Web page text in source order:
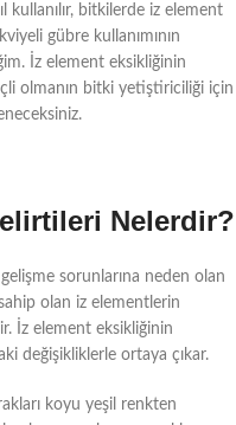
kullanılır, bitkilerde iz element
gübre kullanımının
İz element eksikliğinin
olmanın bitki yetiştiriciliği için
Nelerdir?
sorunlarına neden olan
olan iz elementlerin
İz element eksikliğinin
değişikliklerle ortaya çıkar.
koyu yeşil renkten